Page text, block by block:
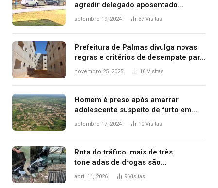
agredir delegado aposentado
durante confusão no trânsito
setembro 19, 2024 37 Visitas
Prefeitura de Palmas divulga novas
regras e critérios de desempate para
seleção de famílias no Minha Casa,
novembro 25, 2025 10 Visitas
Homem é preso após amarrar
adolescente suspeito de furto em
estaca de cerca e agredi-lo
setembro 17, 2024 10 Visitas
Rota do tráfico: mais de três
toneladas de drogas são
apreendidas no TO em três meses
abril 14, 2026 9 Visitas